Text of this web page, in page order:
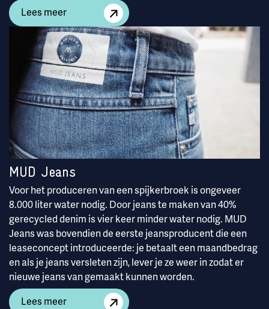
Lees meer
MUD Jeans
Voor het produceren van een spijkerbroek is ongeveer
8.000 liter water nodig. Door jeans te maken van 40%
gerecycled denim is vier keer minder water nodig. MUD
Jeans was bovendien de eerste jeansproducent die een
leaseconcept introduceerde: je betaalt een maandbedrag
en als je jeans versleten zijn, lever je ze weer in zodat er
nieuwe jeans van gemaakt kunnen worden.
Lees meer